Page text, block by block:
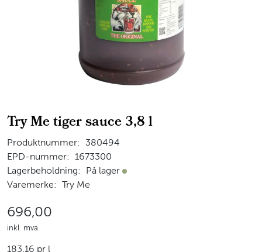
Try Me tiger sauce 3,8 l
Produktnummer:
380494
EPD-nummer:
1673300
Lagerbeholdning:
På lager På lager
Varemerke: Try Me
696,00
inkl. mva.
183,16 pr l